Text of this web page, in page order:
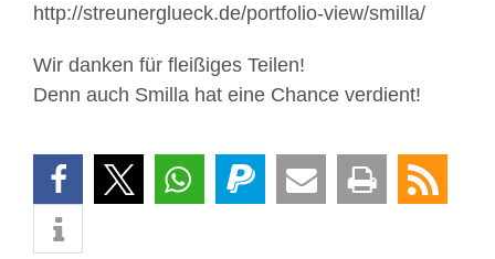
http://streunerglueck.de/portfolio-view/smilla/
Wir danken für fleißiges Teilen!
Denn auch Smilla hat eine Chance verdient!